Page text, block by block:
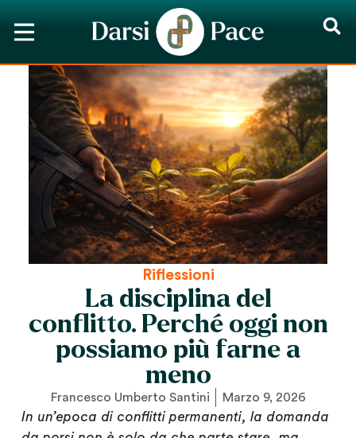
Riflessioni
La disciplina del
conflitto. Perché oggi non
possiamo più farne a
meno
Francesco Umberto Santini Marzo 9, 2026
In un’epoca di conflitti permanenti, la domanda